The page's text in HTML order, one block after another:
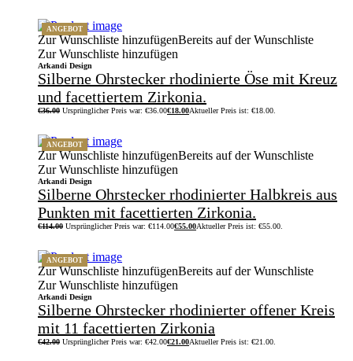
ANGEBOT
Zur Wunschliste hinzufügenBereits auf der Wunschliste
Zur Wunschliste hinzufügen
Arkandi Design
Silberne Ohrstecker rhodinierte Öse mit Kreuz
und facettiertem Zirkonia.
€36.00 Ursprünglicher Preis war: €36.00€18.00Aktueller Preis ist: €18.00.
ANGEBOT
Zur Wunschliste hinzufügenBereits auf der Wunschliste
Zur Wunschliste hinzufügen
Arkandi Design
Silberne Ohrstecker rhodinierter Halbkreis aus
Punkten mit facettierten Zirkonia.
€114.00 Ursprünglicher Preis war: €114.00€55.00Aktueller Preis ist: €55.00.
ANGEBOT
Zur Wunschliste hinzufügenBereits auf der Wunschliste
Zur Wunschliste hinzufügen
Arkandi Design
Silberne Ohrstecker rhodinierter offener Kreis
mit 11 facettierten Zirkonia
€42.00 Ursprünglicher Preis war: €42.00€21.00Aktueller Preis ist: €21.00.